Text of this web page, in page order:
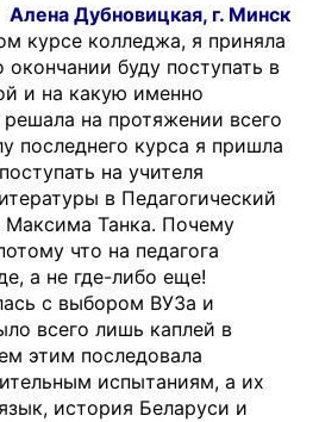
Алена Дубновицкая, г. Минск
курсе колледжа, я приняла
окончании буду поступать в
и на какую именно
на протяжении всего
последнего курса я пришла
на учителя
в Педагогический
Максима Танка. Почему
что на педагога
а не где-либо еще!
с выбором ВУЗа и
всего лишь каплей в
этим последовала
испытаниям, а их
история Беларуси и